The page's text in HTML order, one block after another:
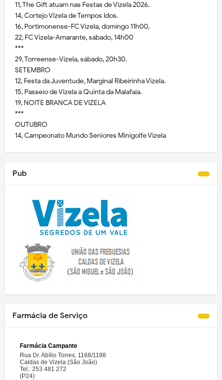
11, The Gift atuam nas Festas de Vizela 2026.
14, Cortejo Vizela de Tempos Idos.
16, Portimonense-FC Vizela, domingo 11h00,
22, FC Vizela-Amarante, sábado, 14h00
***
29, Torreense-Vizela, sábado, 20h30.
SETEMBRO
12, Festa da Juventude, Marginal Ribeirinha Vizela.
15, Passeio de Vizela à Quinta da Malafaia.
19, NOITE BRANCA DE VIZELA
***
OUTUBRO
14, Campeonato Mundo Séniores Minigolfe Vizela
Pub
Farmácia de Serviço